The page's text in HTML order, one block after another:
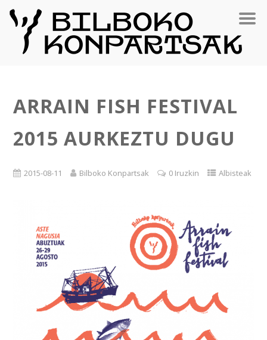
ARRAIN FISH FESTIVAL
2015 AURKEZTU DUGU
2015-08-11 Bilboko Konpartsak 0 Iruzkin Albisteak